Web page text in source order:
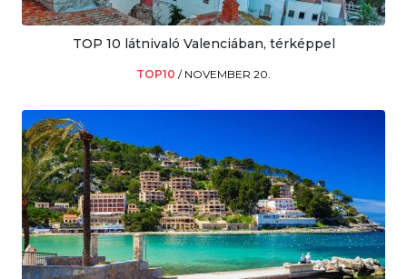
TOP 10 látnivaló Valenciában, térképpel
TOP10 / NOVEMBER 20.